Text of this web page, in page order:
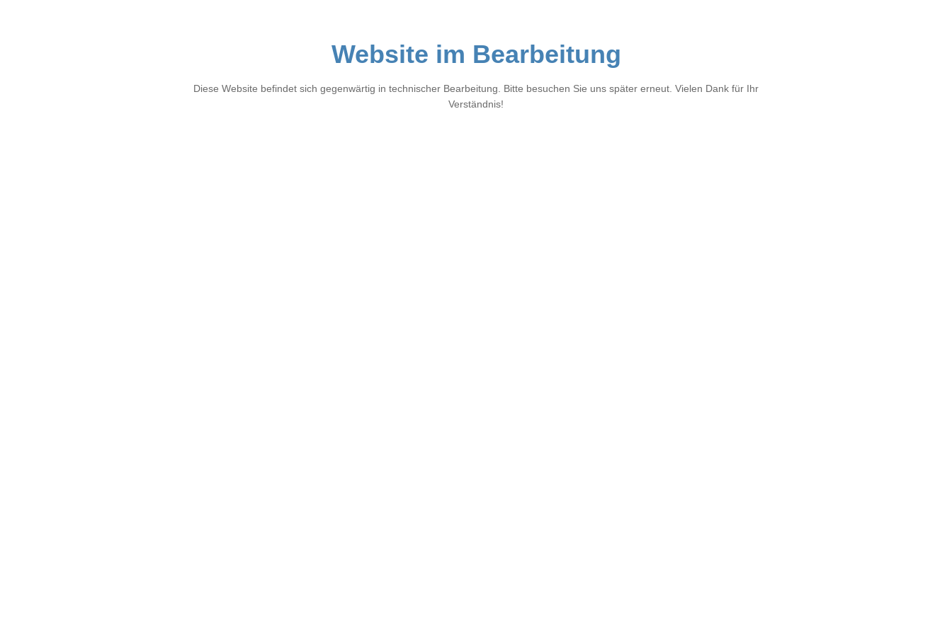
Website im Bearbeitung
Diese Website befindet sich gegenwärtig in technischer Bearbeitung. Bitte besuchen Sie uns später erneut. Vielen Dank für Ihr
Verständnis!